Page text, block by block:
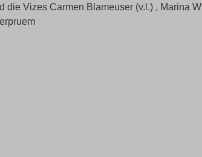
die Vizes Carmen Blameuser (v.l.) , Marina